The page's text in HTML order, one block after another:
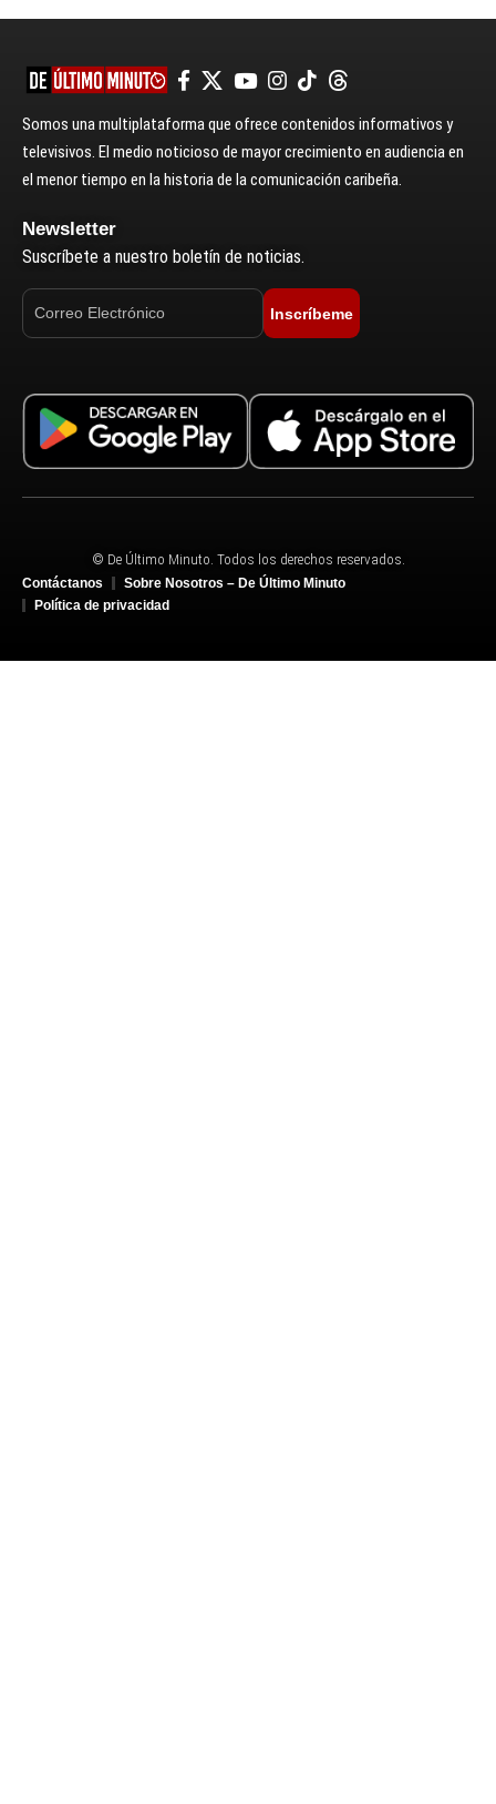
Somos una multiplataforma que ofrece contenidos informativos y
televisivos. El medio noticioso de mayor crecimiento en audiencia en
el menor tiempo en la historia de la comunicación caribeña.
Newsletter
Suscríbete a nuestro boletín de noticias.
Inscríbeme
© De Último Minuto. Todos los derechos reservados.
Contáctanos
Sobre Nosotros – De Último Minuto
Política de privacidad